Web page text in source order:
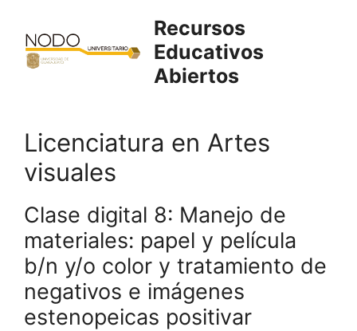
contenido
Recursos
Educativos
Abiertos
Licenciatura en Artes
visuales
Clase digital 8: Manejo de
materiales: papel y película
b/n y/o color y tratamiento de
negativos e imágenes
estenopeicas positivar